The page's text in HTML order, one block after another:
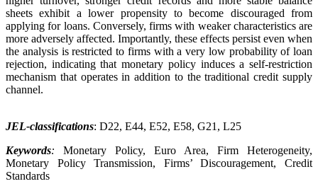
sheets exhibit a lower propensity to become discouraged from
applying for loans. Conversely, firms with weaker characteristics are
more adversely affected. Importantly, these effects persist even when
the analysis is restricted to firms with a very low probability of loan
rejection, indicating that monetary policy induces a self-restriction
mechanism that operates in addition to the traditional credit supply
channel.
JEL-classifications: D22, E44, E52, E58, G21, L25
Keywords: Monetary Policy, Euro Area, Firm Heterogeneity,
Monetary Policy Transmission, Firms’ Discouragement, Credit
Standards